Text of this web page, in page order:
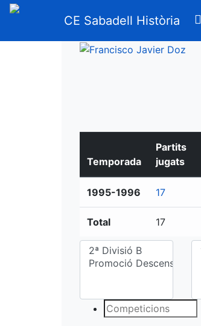
CE Sabadell Història
Temporada
Partits
jugats
1995-1996 17
Total 17